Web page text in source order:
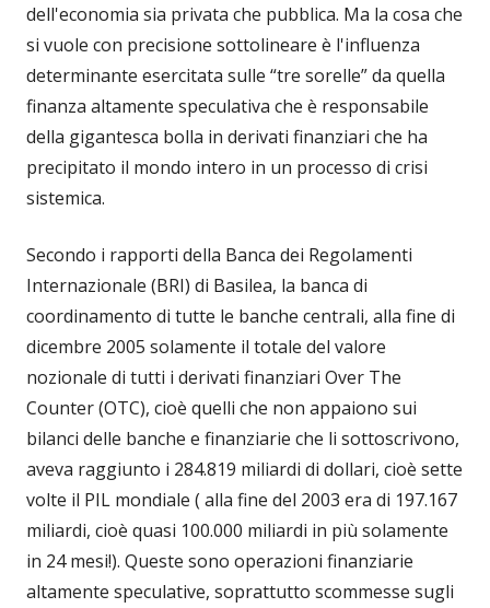
dell'economia sia privata che pubblica. Ma la cosa che
si vuole con precisione sottolineare è l'influenza
determinante esercitata sulle “tre sorelle” da quella
finanza altamente speculativa che è responsabile
della gigantesca bolla in derivati finanziari che ha
precipitato il mondo intero in un processo di crisi
sistemica.
Secondo i rapporti della Banca dei Regolamenti
Internazionale (BRI) di Basilea, la banca di
coordinamento di tutte le banche centrali, alla fine di
dicembre 2005 solamente il totale del valore
nozionale di tutti i derivati finanziari Over The
Counter (OTC), cioè quelli che non appaiono sui
bilanci delle banche e finanziarie che li sottoscrivono,
aveva raggiunto i 284.819 miliardi di dollari, cioè sette
volte il PIL mondiale ( alla fine del 2003 era di 197.167
miliardi, cioè quasi 100.000 miliardi in più solamente
in 24 mesi!). Queste sono operazioni finanziarie
altamente speculative, soprattutto scommesse sugli